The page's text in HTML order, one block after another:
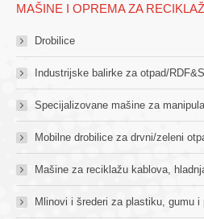
MAŠINE I OPREMA ZA
Drobilice
Industrijske balirke za otpad/
Specijalizovane mašine za
Mobilne drobilice za drvni/zeleni
Mašine za reciklažu kablova,
Mlinovi i šrederi za plastiku, gumu i